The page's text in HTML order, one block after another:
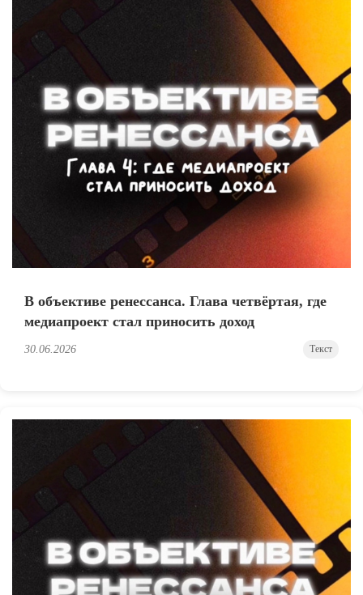
В объективе ренессанса. Глава четвёртая, где
медиапроект стал приносить доход
30.06.2026 Текст